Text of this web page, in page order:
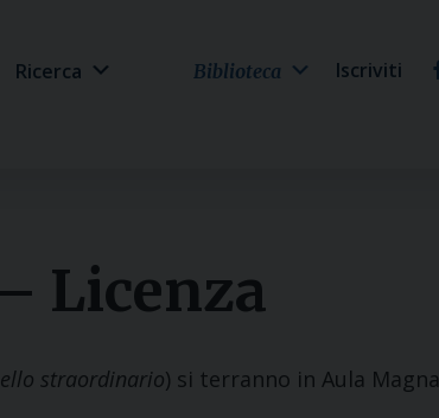
Ricerca Biblioteca Iscriviti
Licenza
straordinario) si terranno in Aula Magna